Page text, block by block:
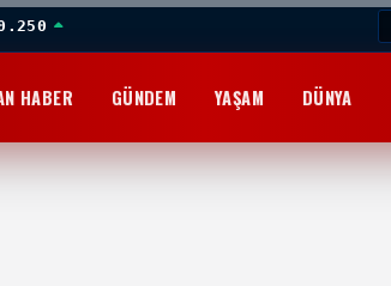
HABER GÜNDEM YAŞAM DÜNYA